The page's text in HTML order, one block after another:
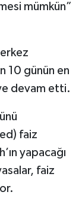
mümkün”
10 günün en
devam etti.
faiz
yapacağı
faiz